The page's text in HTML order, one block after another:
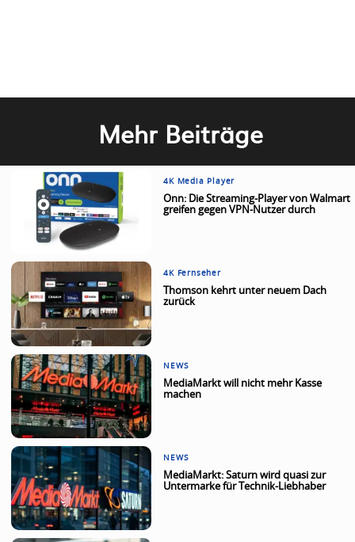
Mehr Beiträge
4K Media Player
Onn: Die Streaming-Player von Walmart
greifen gegen VPN-Nutzer durch
4K Fernseher
Thomson kehrt unter neuem Dach
zurück
NEWS
MediaMarkt will nicht mehr Kasse
machen
NEWS
MediaMarkt: Saturn wird quasi zur
Untermarke für Technik-Liebhaber